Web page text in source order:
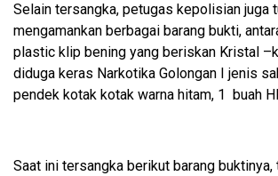
Selain tersangka, petugas kepolisian juga
mengamankan berbagai barang bukti,
plastic klip bening yang beriskan Kristal
diduga keras Narkotika Golongan I jenis
pendek kotak kotak warna hitam, 1 buah
Saat ini tersangka berikut barang